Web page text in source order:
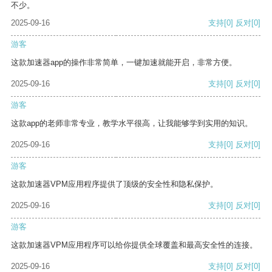
不少。
2025-09-16
支持[0] 反对[0]
游客
这款加速器app的操作非常简单，一键加速就能开启，非常方便。
2025-09-16 支持[0] 反对[0]
游客
这款app的老师非常专业，教学水平很高，让我能够学到实用的知识。
2025-09-16 支持[0] 反对[0]
游客
这款加速器VPM应用程序提供了顶级的安全性和隐私保护。
2025-09-16 支持[0] 反对[0]
游客
这款加速器VPM应用程序可以给你提供全球覆盖和最高安全性的连接。
2025-09-16 支持[0] 反对[0]